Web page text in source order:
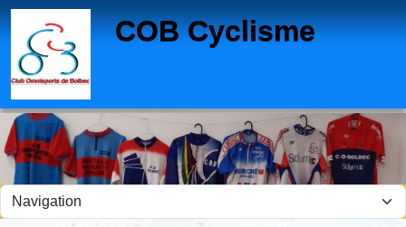
COB Cyclisme
Panneau de gestion des cookies